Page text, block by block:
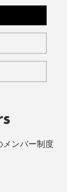
メンバー制度